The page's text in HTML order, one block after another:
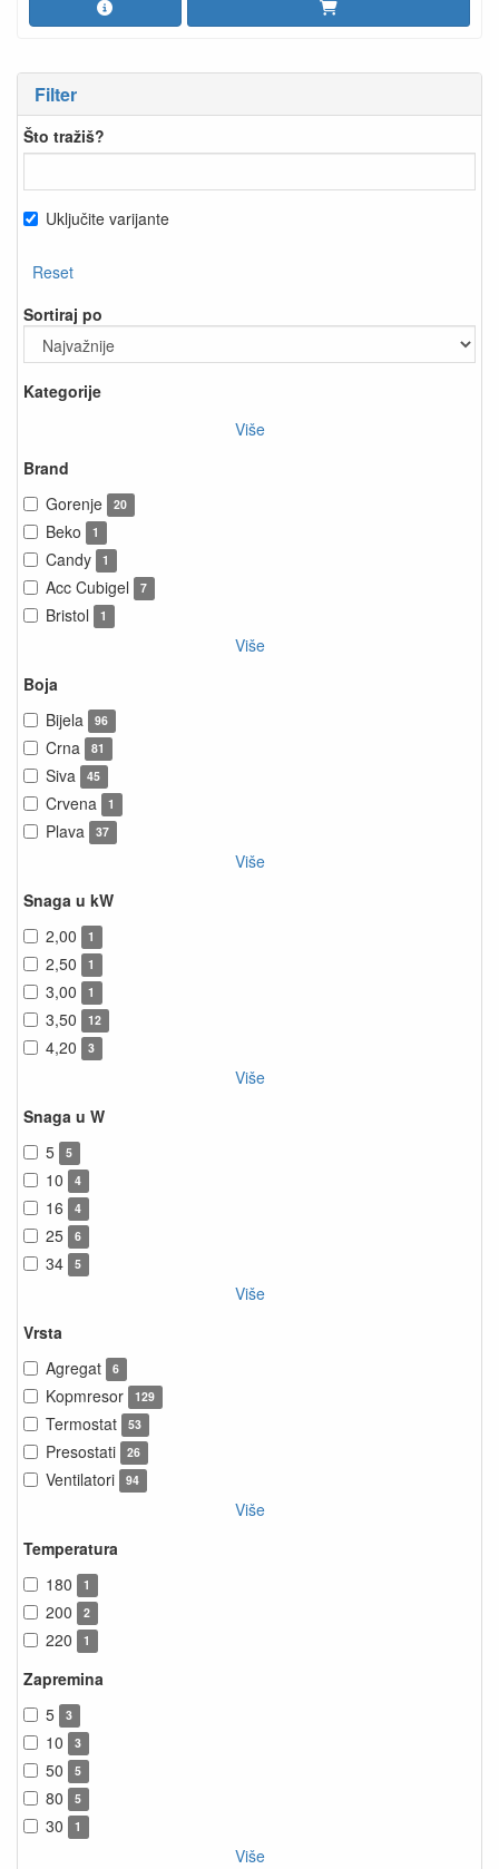
Filter
Što tražiš?
Uključite varijante
Reset
Sortiraj po
Kategorije
Više
Brand
Gorenje
20
Beko 1
Candy 1
Acc Cubigel 7
Bristol 1
Više
Boja
Bijela
96
Crna 81
Siva 45
Crvena 1
Plava 37
Više
Snaga u kW
2,00
1
2,50 1
3,00 1
3,50 12
4,20 3
Više
Snaga u W
5
5
10 4
16 4
25 6
34 5
Više
Vrsta
Agregat
6
Kopmresor 129
Termostat 53
Presostati 26
Ventilatori 94
Više
Temperatura
180
1
200 2
220 1
Zapremina
5
3
10 3
50 5
80 5
30 1
Više